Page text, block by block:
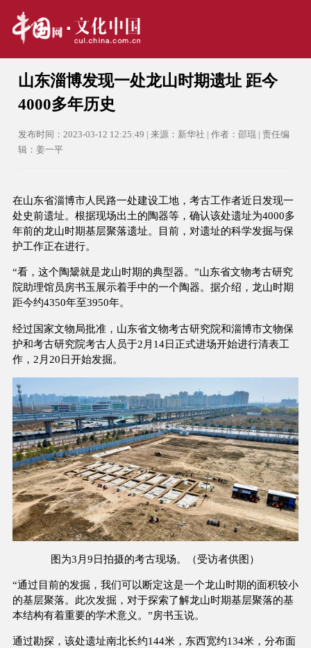
山东淄博发现一处龙山时期遗址 距今
4000多年历史
发布时间：2023-03-12 12:25:49 | 来源：新华社 | 作者：邵琨 | 责任编
辑：姜一平
在山东省淄博市人民路一处建设工地，考古工作者近日发现一
处史前遗址。根据现场出土的陶器等，确认该处遗址为4000多
年前的龙山时期基层聚落遗址。目前，对遗址的科学发掘与保
护工作正在进行。
“看，这个陶鬶就是龙山时期的典型器。”山东省文物考古研究
院助理馆员房书玉展示着手中的一个陶器。据介绍，龙山时期
距今约4350年至3950年。
经过国家文物局批准，山东省文物考古研究院和淄博市文物保
护和考古研究院考古人员于2月14日正式进场开始进行清表工
作，2月20日开始发掘。
图为3月9日拍摄的考古现场。（受访者供图）
“通过目前的发掘，我们可以断定这是一个龙山时期的面积较小
的基层聚落。此次发掘，对于探索了解龙山时期基层聚落的基
本结构有着重要的学术意义。”房书玉说。
通过勘探，该处遗址南北长约144米，东西宽约134米，分布面